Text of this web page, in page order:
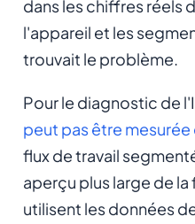
dans les chiffres réels
l'appareil et les
trouvait le problème.
Pour le diagnostic de
peut pas être
flux de travail
aperçu plus large de
utilisent les données